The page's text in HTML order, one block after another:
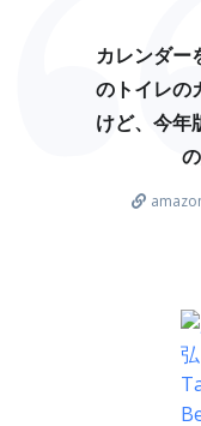
カレンダー
のトイレの
けど、今年